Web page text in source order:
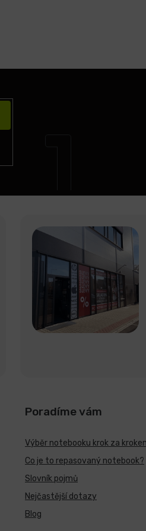
Poradíme vám
Výběr notebooku krok za
Co je to repasovaný notebook?
Slovník pojmů
Nejčastější dotazy
Blog